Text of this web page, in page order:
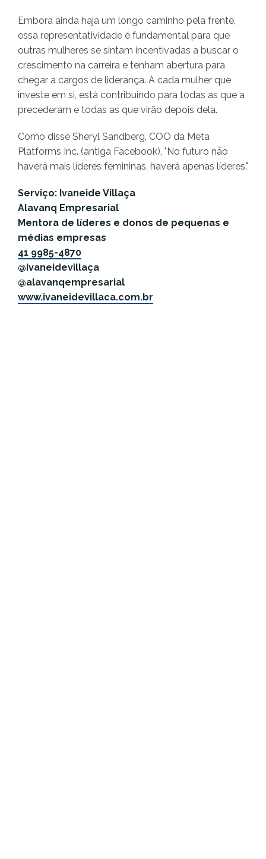
Embora ainda haja um longo caminho pela frente,
essa representatividade é fundamental para que
outras mulheres se sintam incentivadas a buscar o
crescimento na carreira e tenham abertura para
chegar a cargos de liderança. A cada mulher que
investe em si, está contribuindo para todas as que a
precederam e todas as que virão depois dela.
Como disse Sheryl Sandberg, COO da Meta
Platforms Inc. (antiga Facebook), "No futuro não
haverá mais líderes femininas, haverá apenas líderes."
Serviço: Ivaneide Villaça
Alavanq Empresarial
Mentora de líderes e donos de pequenas e
médias empresas
41 9985-4870
@ivaneidevillaça
@alavanqempresarial
www.ivaneidevillaca.com.br